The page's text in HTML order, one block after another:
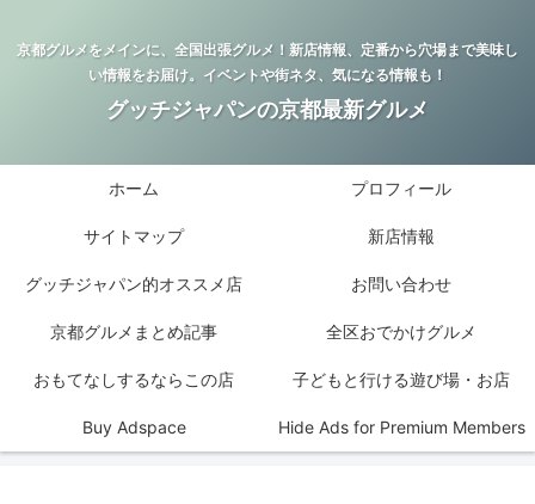
京都グルメをメインに、全国出張グルメ！新店情報、定番から穴場まで美味し
い情報をお届け。イベントや街ネタ、気になる情報も！
グッチジャパンの京都最新グルメ
ホーム プロフィール
サイトマップ 新店情報
グッチジャパン的オススメ店 お問い合わせ
京都グルメまとめ記事 全区おでかけグルメ
おもてなしするならこの店 子どもと行ける遊び場・お店
Buy Adspace Hide Ads for Premium Members